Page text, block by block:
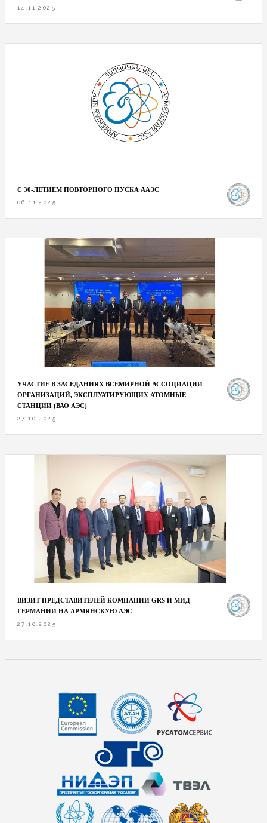
14.11.2025
С 30-ЛЕТИЕМ ПОВТОРНОГО ПУСКА ААЭС
06.11.2025
УЧАСТИЕ В ЗАСЕДАНИЯХ ВСЕМИРНОЙ АССОЦИАЦИИ
ОРГАНИЗАЦИЙ, ЭКСПЛУАТИРУЮЩИХ АТОМНЫЕ
СТАНЦИИ (ВАО АЭС)
27.10.2025
ВИЗИТ ПРЕДСТАВИТЕЛЕЙ КОМПАНИИ GRS И МИД
ГЕРМАНИИ НА АРМЯНСКУЮ АЭС
27.10.2025